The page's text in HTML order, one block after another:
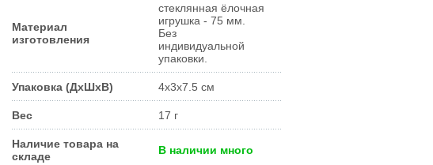
Материал
изготовления
стеклянная ёлочная
игрушка - 75 мм.
Без
индивидуальной
упаковки.
Упаковка (ДxШxВ) 4x3x7.5 см
Вес 17 г
Наличие товара на
складе
В наличии много